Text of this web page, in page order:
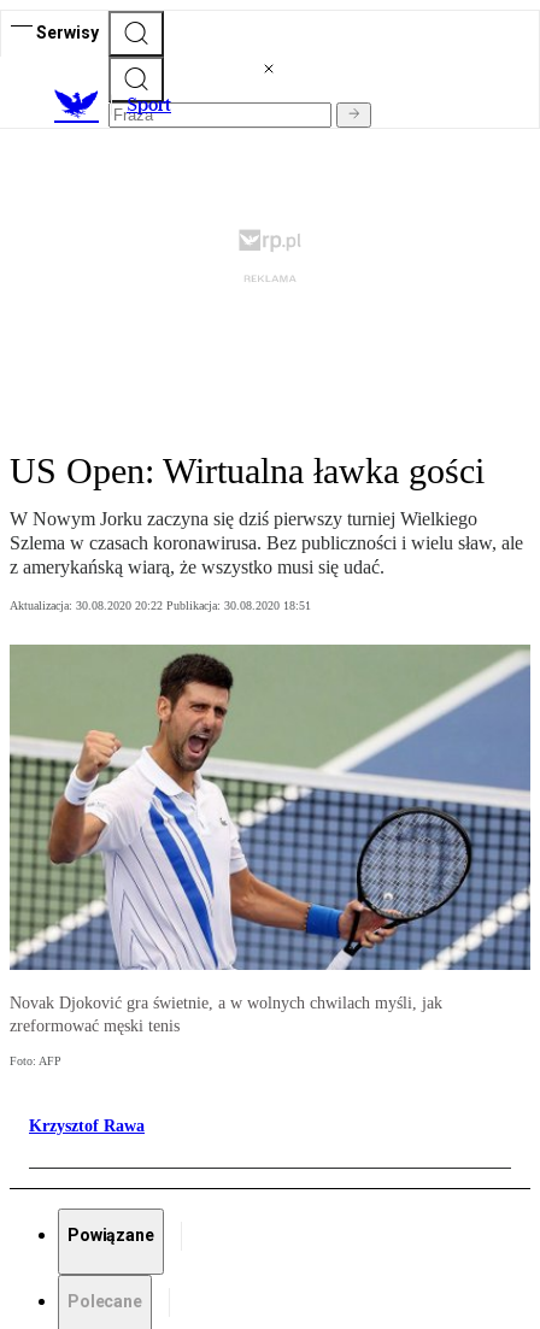
Serwisy
Sport
US Open: Wirtualna ławka gości
W Nowym Jorku zaczyna się dziś pierwszy turniej Wielkiego
Szlema w czasach koronawirusa. Bez publiczności i wielu sław, ale
z amerykańską wiarą, że wszystko musi się udać.
Aktualizacja: 30.08.2020 20:22 Publikacja: 30.08.2020 18:51
Novak Djoković gra świetnie, a w wolnych chwilach myśli, jak
zreformować męski tenis
Foto: AFP
Krzysztof Rawa
Powiązane
Polecane